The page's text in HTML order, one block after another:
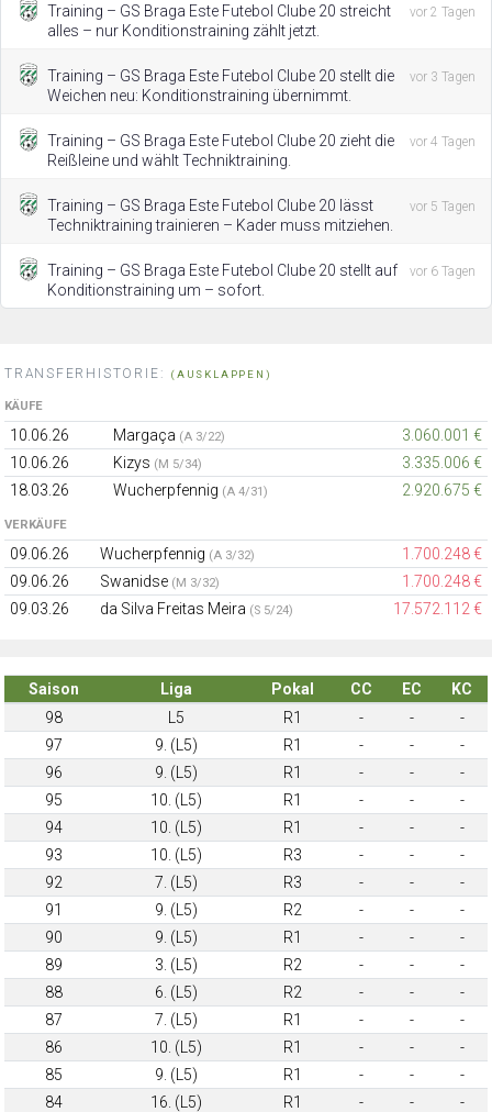
Training – GS Braga Este Futebol Clube 20 streicht
alles – nur Konditionstraining zählt jetzt.
vor 2 Tagen
Training – GS Braga Este Futebol Clube 20 stellt die
Weichen neu: Konditionstraining übernimmt.
vor 3 Tagen
Training – GS Braga Este Futebol Clube 20 zieht die
Reißleine und wählt Techniktraining.
vor 4 Tagen
Training – GS Braga Este Futebol Clube 20 lässt
Techniktraining trainieren – Kader muss mitziehen.
vor 5 Tagen
Training – GS Braga Este Futebol Clube 20 stellt auf
Konditionstraining um – sofort.
vor 6 Tagen
TRANSFERHISTORIE: (AUSKLAPPEN)
KÄUFE
10.06.26 Margaça (A 3/22)
3.060.001 €
10.06.26
Kizys (M 5/34)
3.335.006 €
18.03.26
Wucherpfennig (A 4/31) 2.920.675 €
VERKÄUFE
09.06.26 Wucherpfennig (A 3/32)
1.700.248 €
09.06.26
Swanidse (M 3/32)
1.700.248 €
09.03.26
da Silva Freitas Meira (S 5/24) 17.572.112 €
Saison Liga Pokal CC EC
KC
98
L5 R1 - -
-
97
9. (L5) R1 - -
-
96
9. (L5) R1 - -
-
95
10. (L5) R1 - -
-
94
10. (L5) R1 - -
-
93
10. (L5) R3 - -
-
92
7. (L5) R3 - -
-
91
9. (L5) R2 - -
-
90
9. (L5) R1 - -
-
89
3. (L5) R2 - -
-
88
6. (L5) R2 - -
-
87
7. (L5) R1 - -
-
86
10. (L5) R1 - -
-
85
9. (L5) R1 - -
-
84
16. (L5) R1 - -
-